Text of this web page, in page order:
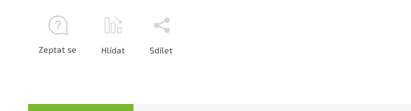
Zeptat se Hlídat Sdílet